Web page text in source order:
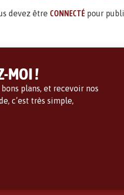
devez être CONNECTÉpour
MOI !
plans, et recevoir nos
c’est très simple,